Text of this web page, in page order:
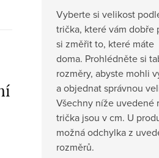
Vyberte si velikost
trička, které vám dobře
si změřit to, které máte
doma. Prohlédněte si
rozměry, abyste mohli
a objednat správnou
Všechny níže uvedené
trička jsou v cm. U
možná odchylka z
rozměrů.